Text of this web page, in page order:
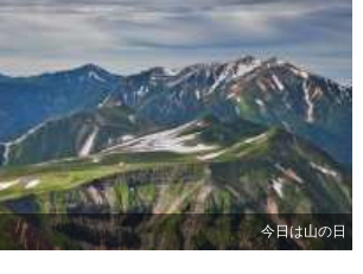
今日は山の日